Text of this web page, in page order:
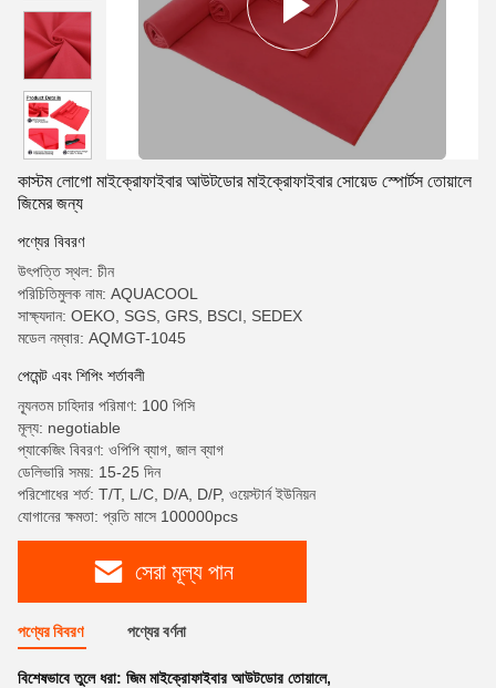
কাস্টম লোগো মাইক্রোফাইবার আউটডোর মাইক্রোফাইবার সোয়েড স্পোর্টস তোয়ালে
জিমের জন্য
পণ্যের বিবরণ
উৎপত্তি স্থল: চীন
পরিচিতিমুলক নাম: AQUACOOL
সাক্ষ্যদান: OEKO, SGS, GRS, BSCI, SEDEX
মডেল নম্বার: AQMGT-1045
পেমেন্ট এবং শিপিং শর্তাবলী
ন্যূনতম চাহিদার পরিমাণ: 100 পিসি
মূল্য: negotiable
প্যাকেজিং বিবরণ: ওপিপি ব্যাগ, জাল ব্যাগ
ডেলিভারি সময়: 15-25 দিন
পরিশোধের শর্ত: T/T, L/C, D/A, D/P, ওয়েস্টার্ন ইউনিয়ন
যোগানের ক্ষমতা: প্রতি মাসে 100000pcs
সেরা মূল্য পান
পণ্যের বিবরণ পণ্যের বর্ণনা
বিশেষভাবে তুলে ধরা: জিম মাইক্রোফাইবার আউটডোর তোয়ালে,